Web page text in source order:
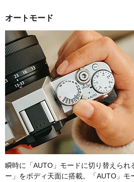
オートモード
瞬時に「AUTO」モードに切り替えられ
ー」をボディ天面に搭載。「AUTO」モ